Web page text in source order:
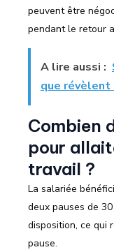
peuvent être
pendant le retour
A lire aussi :
que révèlent
Combien
pour
travail ?
La salariée
deux pauses de
disposition, ce qui
pause.